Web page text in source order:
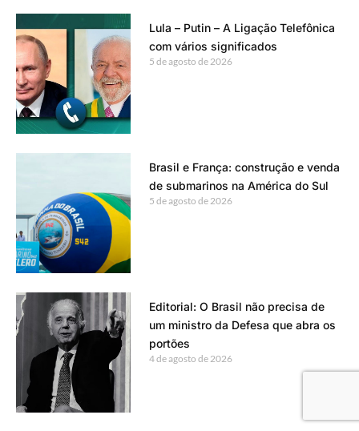
Lula – Putin – A Ligação Telefônica
com vários significados
5 de agosto de 2026
Brasil e França: construção e venda
de submarinos na América do Sul
5 de agosto de 2026
Editorial: O Brasil não precisa de
um ministro da Defesa que abra os
portões
4 de agosto de 2026